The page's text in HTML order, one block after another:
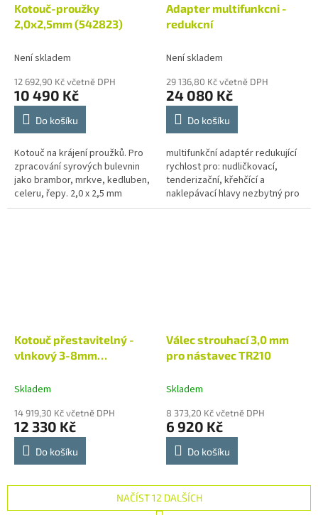
Kotouč-proužky
2,0x2,5mm (542823)
Není skladem
12 692,90 Kč včetně DPH
10 490 Kč
Do košíku
Kotouč na krájení proužků. Pro
zpracování syrových bulevnin
jako brambor, mrkve, kedluben,
celeru, řepy. 2,0 x 2,5 mm
tloušťka řezu, výkon cca 50
Adapter multifunkcni -
redukcní
Není skladem
29 136,80 Kč včetně DPH
24 080 Kč
Do košíku
multifunkční adaptér redukující
rychlost pro: nudličkovací,
tenderizační, křehčící a
naklepávací hlavy nezbytný pro
funkční sestavu přídavného
Kotouč přestavitelný -
vlnkový 3-8mm
Skladem
14 919,30 Kč včetně DPH
12 330 Kč
Do košíku
Válec strouhací 3,0 mm
pro nástavec TR210
Skladem
8 373,20 Kč včetně DPH
6 920 Kč
Do košíku
NAČÍST 12 DALŠÍCH